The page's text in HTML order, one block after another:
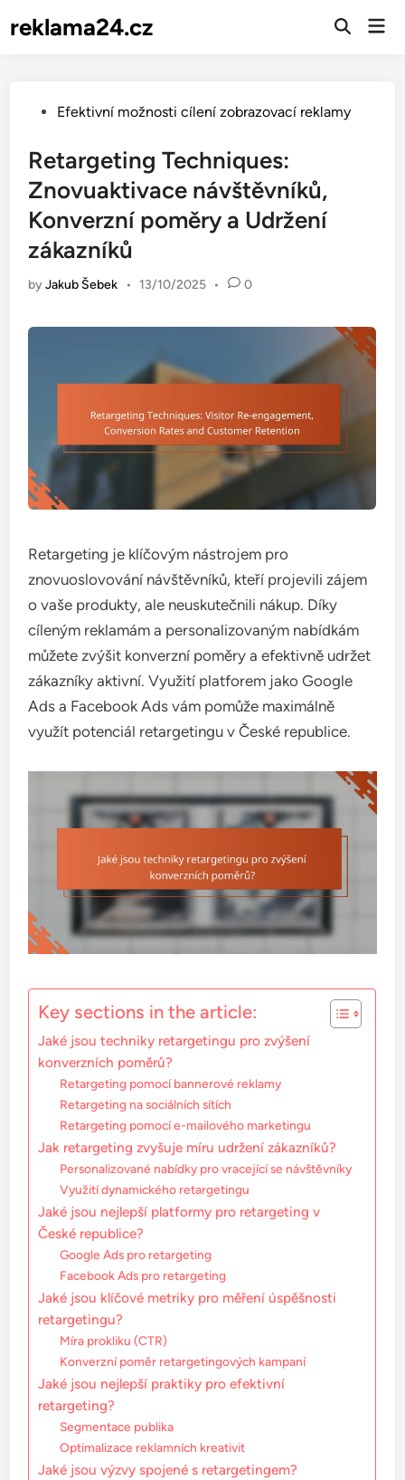
toreklama24.cz
Open
PostedEfektivní možnosti cílení zobrazovací reklamy
Retargeting Techniques:
Znovuaktivace návštěvníků,
Konverzní poměry a Udržení
zákazníků
byJakub Šebek • 13/10/2025 • 0
Retargeting je klíčovým nástrojem pro
znovuoslovování návštěvníků, kteří projevili zájem
o vaše produkty, ale neuskutečnili nákup. Díky
cíleným reklamám a personalizovaným nabídkám
můžete zvýšit konverzní poměry a efektivně udržet
zákazníky aktivní. Využití platforem jako Google
Ads a Facebook Ads vám pomůže maximálně
využít potenciál retargetingu v České republice.
Key sections in the article:
Jaké jsou techniky retargetingu pro zvýšení
konverzních poměrů?
Retargeting pomocí bannerové reklamy
Retargeting na sociálních sítích
Retargeting pomocí e-mailového marketingu
Jak retargeting zvyšuje míru udržení zákazníků?
Personalizované nabídky pro vracející se návštěvníky
Využití dynamického retargetingu
Jaké jsou nejlepší platformy pro retargeting v
České republice?
Google Ads pro retargeting
Facebook Ads pro retargeting
Jaké jsou klíčové metriky pro měření úspěšnosti
retargetingu?
Míra prokliku (CTR)
Konverzní poměr retargetingových kampaní
Jaké jsou nejlepší praktiky pro efektivní
retargeting?
Segmentace publika
Optimalizace reklamních kreativit
Jaké jsou výzvy spojené s retargetingem?